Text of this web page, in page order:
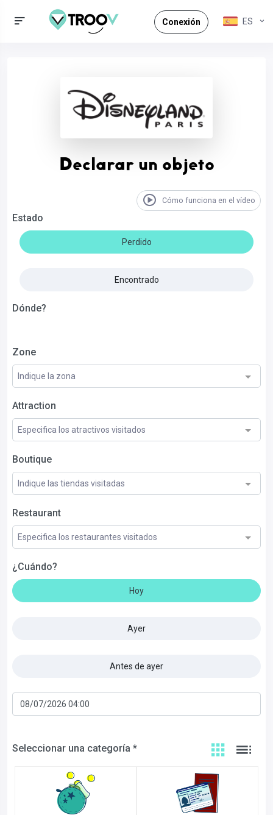
Conexión ES
Declarar un objeto
Cómo funciona en el vídeo
Estado
Perdido
Encontrado
Dónde?
Zone
Indique la zona
Attraction
Especifica los atractivos visitados
Boutique
Indique las tiendas visitadas
Restaurant
Especifica los restaurantes visitados
¿Cuándo?
Hoy
Ayer
Antes de ayer
Seleccionar una categoría *